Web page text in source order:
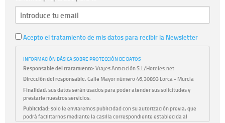
Acepto el tratamiento de mis datos para recibir la Newsletter
INFORMACIÓN BÁSICA SOBRE PROTECCIÓN DE DATOS
Responsable del tratamiento:Viajes Anticiclón S.L/Hoteles.net
Dirección del responsable:Calle Mayor número 46,30893 Lorca - Murcia
Finalidad:sus datos serán usados para poder atender sus solicitudes y
prestarle nuestros servicios.
Publicidad:solo le enviaremos publicidad con su autorización previa, que
podrá facilitarnos mediante la casilla correspondiente establecida al